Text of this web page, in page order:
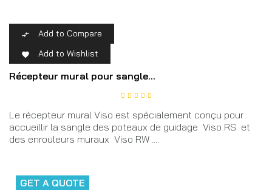
 Add to Compare
 Add to Wishlist
Récepteur mural pour sangle...
Le récepteur mural Viso est spécialement conçu pour
accueillir la sangle des poteaux de guidage Viso RS et
des enrouleurs muraux Viso RW ....
GET A QUOTE